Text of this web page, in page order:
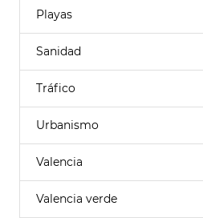
Playas
Sanidad
Tráfico
Urbanismo
Valencia
Valencia verde